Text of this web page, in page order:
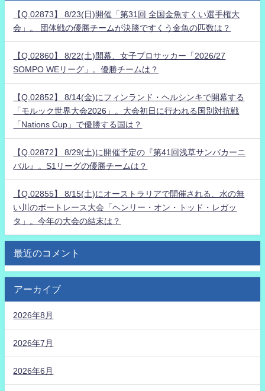
【Q.02873】 8/23(日)開催「第31回 全国金魚すくい選手権大
会」。 団体戦の優勝チームが決勝ですくう金魚の匹数は？
【Q.02860】 8/22(土)開幕、女子プロサッカー「2026/27
SOMPO WEリーグ」。優勝チームは？
【Q.02852】 8/14(金)にフィンランド・ヘルシンキで開幕する
「モルック世界大会2026」。大会初日に行われる国別対抗戦
「Nations Cup」で優勝する国は？
【Q.02872】 8/29(土)に開催予定の『第41回浅草サンバカーニ
バル』。S1リーグの優勝チームは？
【Q.02855】 8/15(土)にオーストラリアで開催される、水の無
い川のボートレース大会「ヘンリー・オン・トッド・レガッ
タ」。今年の大会の結末は？
最近のコメント
アーカイブ
2026年8月
2026年7月
2026年6月